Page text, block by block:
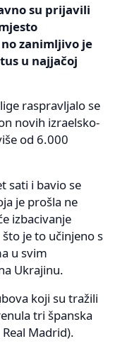
su prijavili
zanimljivo je
u najjačoj
raspravljalo se
novih izraelsko-
od 6.000
sati i bavio se
je prošla ne
izbacivanje
je to učinjeno s
u svim
Ukrajinu.
koji su tražili
tri španska
Madrid).